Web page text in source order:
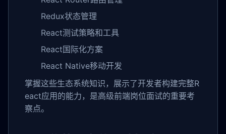
Redux状态管理
React测试策略和工具
React国际化方案
React Native移动开发
掌握这些生态系统知识，展示了开发者构建完整R
eact应用的能力，是高级前端岗位面试的重要考
察点。